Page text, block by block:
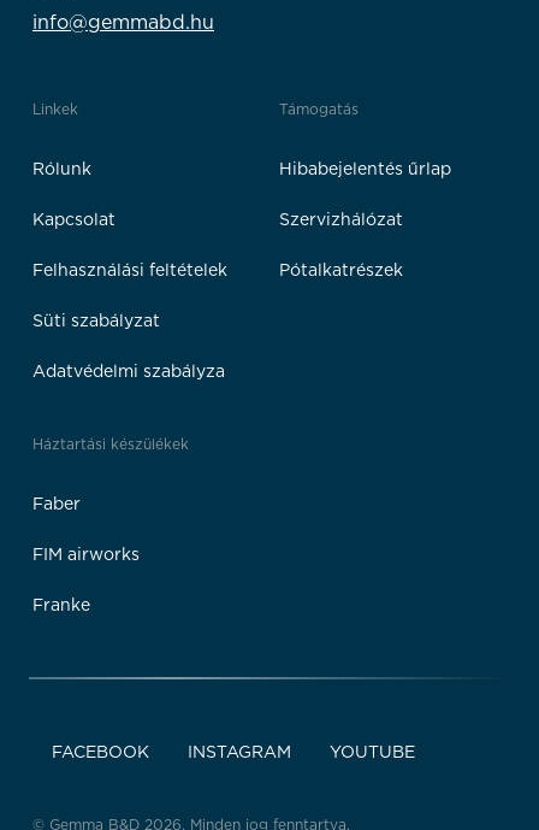
info@gemmabd.hu
Linkek
Rólunk
Kapcsolat
Felhasználási feltételek
Süti szabályzat
Adatvédelmi szabályza
Támogatás
Hibabejelentés űrlap
Szervizhálózat
Pótalkatrészek
Háztartási készülékek
Faber
FIM airworks
Franke
FACEBOOK INSTAGRAM YOUTUBE
© Gemma B&D 2026. Minden jog fenntartva.